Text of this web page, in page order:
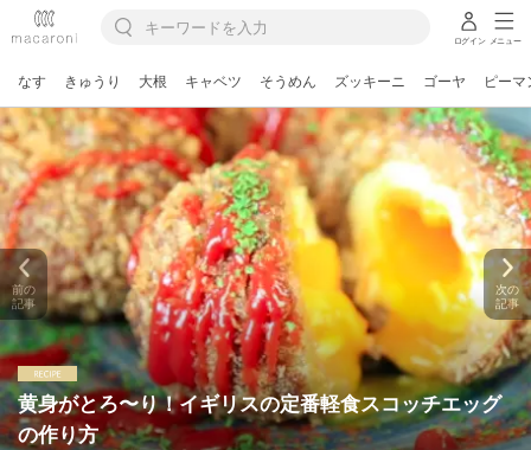
ログイン メニュー
なす きゅうり 大根 キャベツ そうめん ズッキーニ ゴーヤ ピーマ
黄身がとろ〜り！イギリスの定番軽食スコッチエッグ
の作り方
前の
記事
次の
記事